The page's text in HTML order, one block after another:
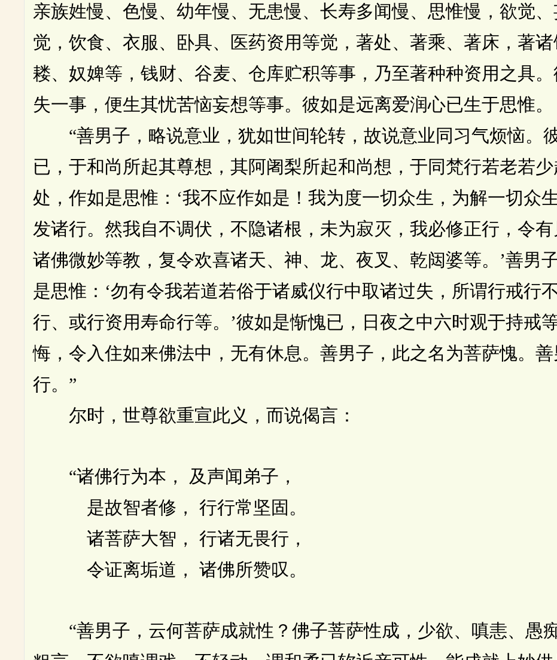
亲族姓慢、色慢、幼年慢、无患慢、长寿多闻慢、思惟慢，欲觉
觉，饮食、衣服、卧具、医药资用等觉，著处、著乘、著床，著
耧、奴婢等，钱财、谷麦、仓库贮积等事，乃至著种种资用之具
失一事，便生其忧苦恼妄想等事。彼如是远离爱润心已生于思惟。
“善男子，略说意业，犹如世间轮转，故说意业同习气烦恼。
已，于和尚所起其尊想，其阿阇梨所起和尚想，于同梵行若老若
处，作如是思惟：‘我不应作如是！我为度一切众生，为解一切众
发诸行。然我自不调伏，不隐诸根，未为寂灭，我必修正行，令
诸佛微妙等教，复令欢喜诸天、神、龙、夜叉、乾闼婆等。’善男
是思惟：‘勿有令我若道若俗于诸威仪行中取诸过失，所谓行戒行
行、或行资用寿命行等。’彼如是惭愧已，日夜之中六时观于持戒
悔，令入住如来佛法中，无有休息。善男子，此之名为菩萨愧。
行。”
尔时，世尊欲重宣此义，而说偈言：
“诸佛行为本， 及声闻弟子，
是故智者修， 行行常坚固。
诸菩萨大智， 行诸无畏行，
令证离垢道， 诸佛所赞叹。
“善男子，云何菩萨成就性？佛子菩萨性成，少欲、嗔恚、愚